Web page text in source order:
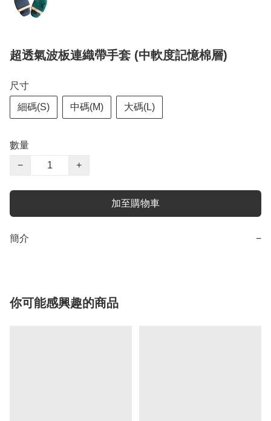
超透氣波板連織帶手套 (中軟度記憶棉層)
尺寸
細碼(S) 中碼(M) 大碼(L)
數量
−
+
加至購物車
簡介 −
你可能感興趣的商品